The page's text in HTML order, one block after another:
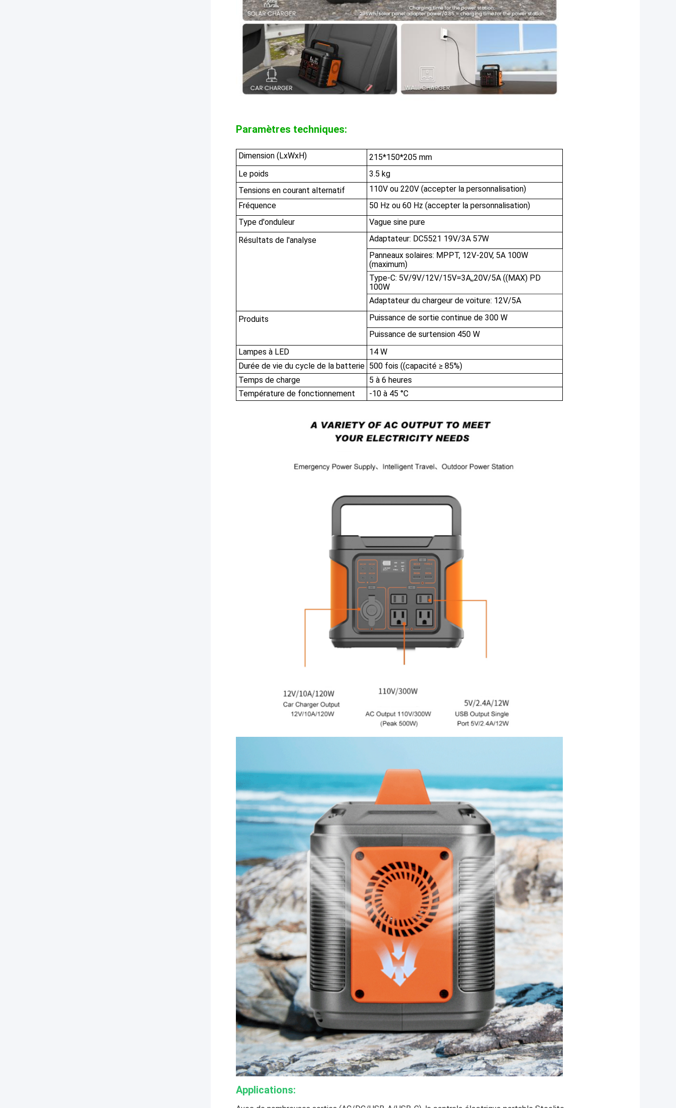
Paramètres techniques:
Dimension (LxWxH)
215*150*205 mm
Le poids
3.5 kg
Tensions en courant alternatif
110V ou 220V (accepter la personnalisation)
Fréquence
50 Hz ou 60 Hz (accepter la personnalisation)
Type d'onduleur
Vague sine pure
Résultats de l'analyse
Adaptateur: DC5521 19V/3A 57W
Panneaux solaires: MPPT, 12V-20V, 5A 100W
(maximum)
Type-C: 5V/9V/12V/15V=3A,,20V/5A ((MAX) PD
100W
Adaptateur du chargeur de voiture: 12V/5A
Produits
Puissance de sortie continue de 300 W
Puissance de surtension 450 W
Lampes à LED
14 W
Durée de vie du cycle de la batterie 500 fois ((capacité ≥ 85%)
Temps de charge
5 à 6 heures
Température de fonctionnement
-10 à 45 °C
Applications: